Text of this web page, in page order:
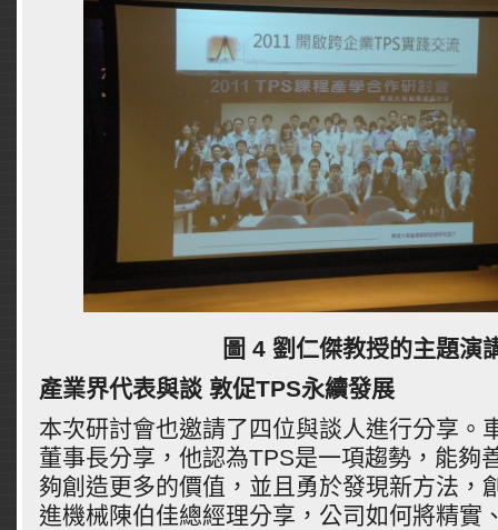
圖 4 劉仁傑教授的主題演
產業界代表與談 敦促TPS永續發展
本次研討會也邀請了四位與談人進行分享。
董事長分享，他認為TPS是一項趨勢，能夠
夠創造更多的價值，並且勇於發現新方法，
進機械陳伯佳總經理分享，公司如何將精實